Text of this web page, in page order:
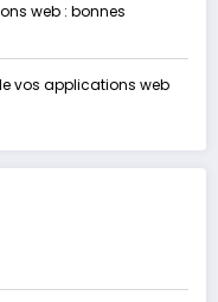
web : bonnes
vos applications web